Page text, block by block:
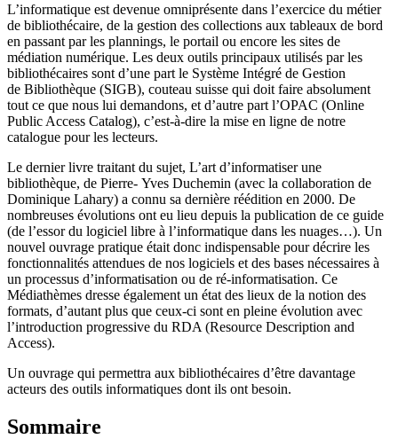
L’informatique est devenue omniprésente dans l’exercice du métier
de bibliothécaire, de la gestion des collections aux tableaux de bord
en passant par les plannings, le portail ou encore les sites de
médiation numérique. Les deux outils principaux utilisés par les
bibliothécaires sont d’une part le Système Intégré de Gestion
de Bibliothèque (SIGB), couteau suisse qui doit faire absolument
tout ce que nous lui demandons, et d’autre part l’OPAC (Online
Public Access Catalog), c’est-à-dire la mise en ligne de notre
catalogue pour les lecteurs.
Le dernier livre traitant du sujet, L’art d’informatiser une
bibliothèque, de Pierre- Yves Duchemin (avec la collaboration de
Dominique Lahary) a connu sa dernière réédition en 2000. De
nombreuses évolutions ont eu lieu depuis la publication de ce guide
(de l’essor du logiciel libre à l’informatique dans les nuages…). Un
nouvel ouvrage pratique était donc indispensable pour décrire les
fonctionnalités attendues de nos logiciels et des bases nécessaires à
un processus d’informatisation ou de ré-informatisation. Ce
Médiathèmes dresse également un état des lieux de la notion des
formats, d’autant plus que ceux-ci sont en pleine évolution avec
l’introduction progressive du RDA (Resource Description and
Access).
Un ouvrage qui permettra aux bibliothécaires d’être davantage
acteurs des outils informatiques dont ils ont besoin.
Sommaire